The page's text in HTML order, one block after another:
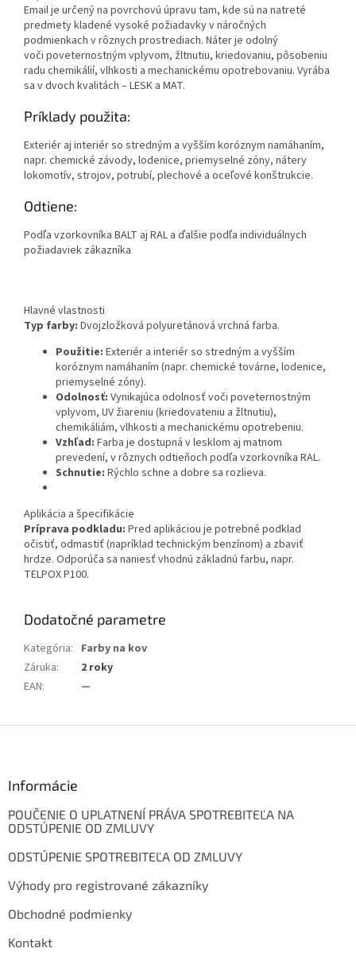
Email je určený na povrchovú úpravu tam, kde sú na natreté
predmety kladené vysoké požiadavky v náročných
podmienkach v rôznych prostrediach. Náter je odolný
voči poveternostným vplyvom, žltnutiu, kriedovaniu, pôsobeniu
radu chemikálií, vlhkosti a mechanickému opotrebovaniu. Vyrába
sa v dvoch kvalitách – LESK a MAT.
Príklady použita:
Exteriér aj interiér so stredným a vyšším koróznym namáhaním,
napr. chemické závody, lodenice, priemyselné zóny, nátery
lokomotív, strojov, potrubí, plechové a oceľové konštrukcie.
Odtiene:
Podľa vzorkovníka BALT aj RAL a ďalšie podľa individuálnych
požiadaviek zákazníka
Hlavné vlastnosti
Typ farby: Dvojzložková polyuretánová vrchná farba.
Použitie: Exteriér a interiér so stredným a vyšším
koróznym namáhaním (napr. chemické továrne, lodenice,
priemyselné zóny).
Odolnosť: Vynikajúca odolnosť voči poveternostným
vplyvom, UV žiareniu (kriedovateniu a žltnutiu),
chemikáliám, vlhkosti a mechanickému opotrebeniu.
Vzhľad: Farba je dostupná v lesklom aj matnom
prevedení, v rôznych odtieňoch podľa vzorkovníka RAL.
Schnutie: Rýchlo schne a dobre sa rozlieva.
Aplikácia a špecifikácie
Príprava podkladu: Pred aplikáciou je potrebné podklad
očistiť, odmastiť (napríklad technickým benzínom) a zbaviť
hrdze. Odporúča sa naniesť vhodnú základnú farbu, napr.
TELPOX P100.
Dodatočné parametre
Kategória: Farby na kov
Záruka:
2 roky
EAN: —
Informácie
POUČENIE O UPLATNENÍ PRÁVA SPOTREBITEĽA NA
ODSTÚPENIE OD ZMLUVY
ODSTÚPENIE SPOTREBITEĽA OD ZMLUVY
Výhody pro registrované zákazníky
Obchodné podmienky
Kontakt